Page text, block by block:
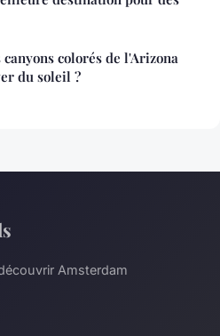
colorés de l'Arizona
du soleil ?
Amsterdam